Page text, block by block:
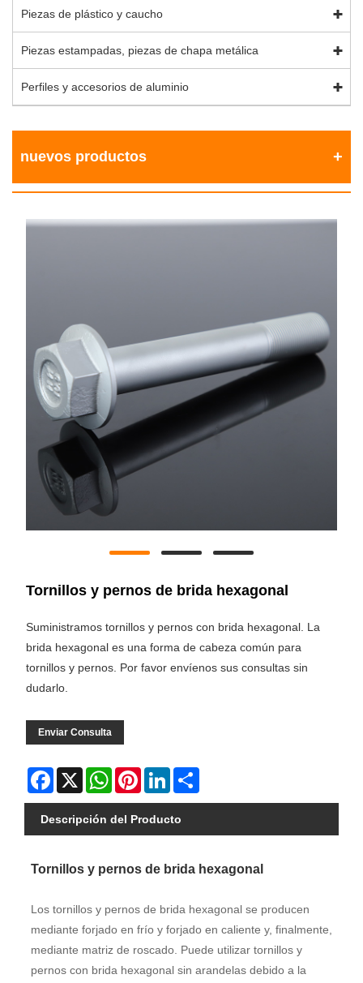
Piezas de plástico y caucho
Piezas estampadas, piezas de chapa metálica
Perfiles y accesorios de aluminio
nuevos productos
Tornillos y pernos de brida hexagonal
Suministramos tornillos y pernos con brida hexagonal. La
brida hexagonal es una forma de cabeza común para
tornillos y pernos. Por favor envíenos sus consultas sin
dudarlo.
Enviar Consulta
Facebook
X WhatsAppPinterestLinkedIn
Descripción del Producto
Tornillos y pernos de brida hexagonal
Los tornillos y pernos de brida hexagonal se producen
mediante forjado en frío y forjado en caliente y, finalmente,
mediante matriz de roscado. Puede utilizar tornillos y
pernos con brida hexagonal sin arandelas debido a la